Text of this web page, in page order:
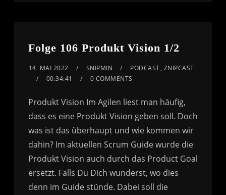
Folge 106 Produkt Vision 1/2
14. MAI 2022 SNIPMIN PODCAST, ZNIPCAST
00:34:41
0 COMMENTS
Produkt Vision Im Agilen liest man häufig,
dass es eine Produkt Vision geben soll. Doch
was ist das überhaupt und wie kommen wir
dahin? Im aktuellen Scrum Guide wurde die
Produkt Vision auch durch das Product Goal
ersetzt. Falls Du Dich wunderst, wo dies
denn im Guide stünde. Dabei soll die